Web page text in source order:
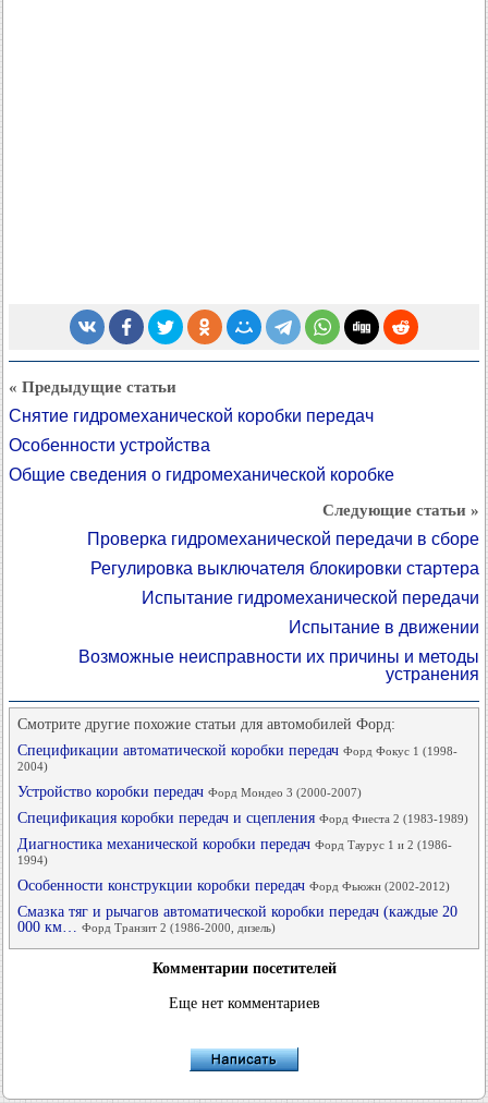
« Предыдущие статьи
Снятие гидромеханической коробки передач
Особенности устройства
Общие сведения о гидромеханической коробке
Следующие статьи »
Проверка гидромеханической передачи в сборе
Регулировка выключателя блокировки стартера
Испытание гидромеханической передачи
Испытание в движении
Возможные неисправности их причины и методы
устранения
Смотрите другие похожие статьи для автомобилей Форд:
Спецификации автоматической коробки передач Форд Фокус 1 (1998-
2004)
Устройство коробки передач Форд Мондео 3 (2000-2007)
Спецификация коробки передач и сцепления Форд Фиеста 2 (1983-1989)
Диагностика механической коробки передач Форд Таурус 1 и 2 (1986-
1994)
Особенности конструкции коробки передач Форд Фьюжн (2002-2012)
Смазка тяг и рычагов автоматической коробки передач (каждые 20
000 км…
Форд Транзит 2 (1986-2000, дизель)
Комментарии посетителей
Еще нет комментариев